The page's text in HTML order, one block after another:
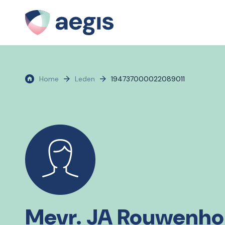
Home Leden 194737000022089011
Mevr. JA